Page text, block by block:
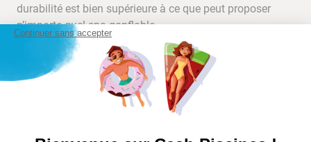
durabilité est bien supérieure à ce que peut proposer
n’importe quel spa gonflable
Trouvez un jacuzzi qui répond aux
exigences de votre budget
Si vous avez maintenant bien en tête les
importants
pour l’achat de votre spa, il vous faut
Continuer sans accepter